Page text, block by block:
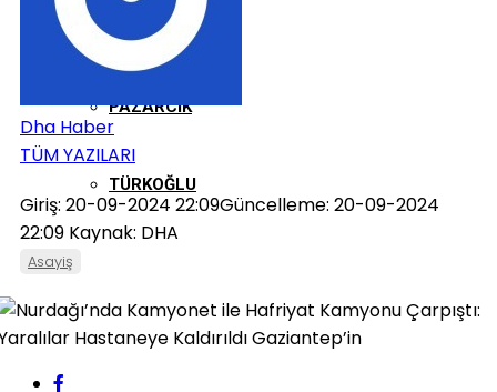
ONIKIŞUBAT
PAZARCIK
TÜRKOĞLU
Dha Haber
TÜM YAZILARI
Giriş: 20-09-2024 22:09Güncelleme: 20-09-2024
22:09 Kaynak: DHA
Asayiş